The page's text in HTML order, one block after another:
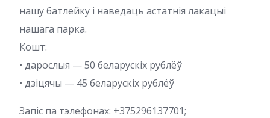
нашу батлейку і наведаць астатнія лакацыі
нашага парка.
Кошт:
• дарослыя — 50 беларускіх рублёў
• дзіцячы — 45 беларускіх рублёў
Запіс па тэлефонах: +375296137701;